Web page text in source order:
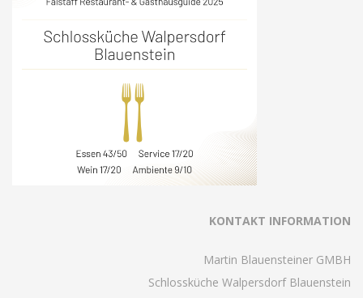
KONTAKT INFORMATION
Martin Blauensteiner GMBH
Schlossküche Walpersdorf Blauenstein